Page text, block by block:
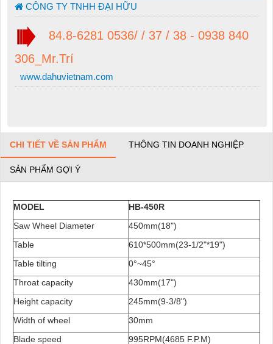
CÔNG TY TNHH ĐẠI HỮU
84.8-6281 0536/ / 37 / 38 - 0938 840
306_Mr.Trí
www.dahuvietnam.com
CHI TIẾT VỀ SẢN PHẨM THÔNG TIN DOANH NGHIỆP
SẢN PHẨM GỢI Ý
MODEL
HB-450R
Saw Wheel Diameter
450mm(18")
Table
610*500mm(23-1/2"*19")
Table tilting
0°~45°
Throat capacity
430mm(17")
Height capacity
245mm(9-3/8")
Width of wheel
30mm
Blade speed
995RPM(4685 F.P.M)